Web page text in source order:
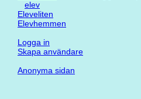
elev
Eleveliten
Elevhemmen
Logga in
Skapa användare
Anonyma sidan